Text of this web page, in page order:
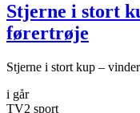
Stjerne i stort
førertrøje
Stjerne i stort kup –
i går
TV2 sport